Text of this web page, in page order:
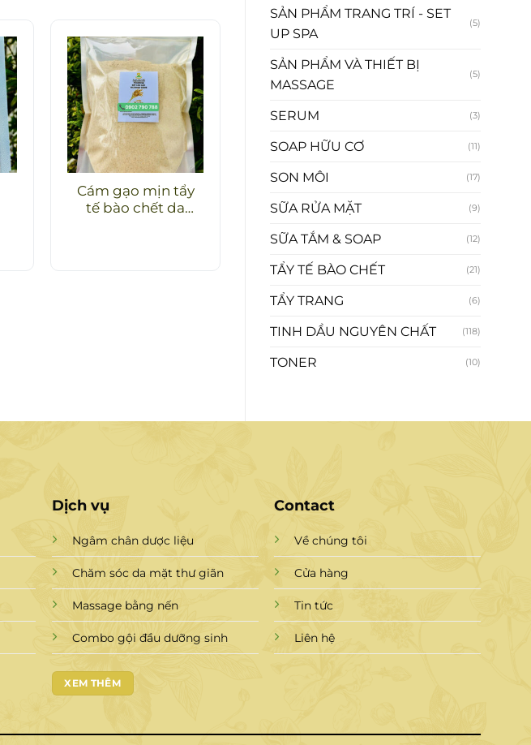
SẢN PHẨM TRANG TRÍ - SET
UP SPA
(5)
SẢN PHẨM VÀ THIẾT BỊ
MASSAGE
(5)
SERUM (3)
SOAP HỮU CƠ (11)
SON MÔI (17)
SỮA RỬA MẶT (9)
SỮA TẮM & SOAP (12)
TẨY TẾ BÀO CHẾT (21)
TẨY TRANG (6)
TINH DẦU NGUYÊN CHẤT (118)
TONER (10)
Cám gạo mịn tẩy
tế bào chết da
Dịch vụ
Ngâm chân dược liệu
Chăm sóc da mặt thư giãn
Massage bằng nến
Combo gội đầu dưỡng sinh
XEM THÊM
Contact
Về chúng tôi
Cửa hàng
Tin tức
Liên hệ